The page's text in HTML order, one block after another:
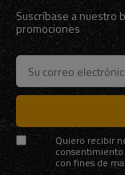
Suscríbase a nuestro
promociones
Quiero recibir
con fines de